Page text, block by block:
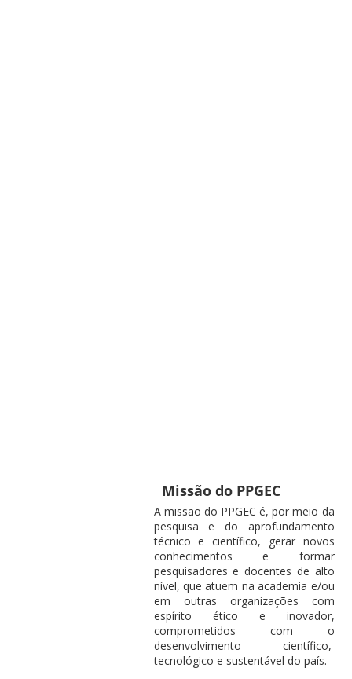
Missão do PPGEC
A missão do PPGEC é, por meio da
pesquisa e do aprofundamento
técnico e científico, gerar novos
conhecimentos e formar
pesquisadores e docentes de alto
nível, que atuem na academia e/ou
em outras organizações com
espírito ético e inovador,
comprometidos com o
desenvolvimento científico,
tecnológico e sustentável do país.